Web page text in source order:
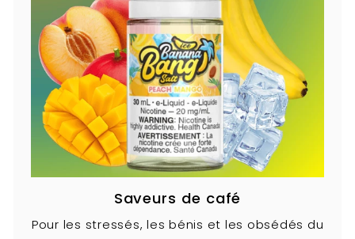
Saveurs de café
Pour les stressés, les bénis et les obsédés du